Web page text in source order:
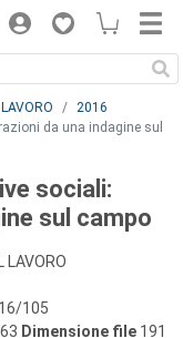
2016
da una indagine sul
sociali:
sul campo
LAVORO
105
Dimensione file 191